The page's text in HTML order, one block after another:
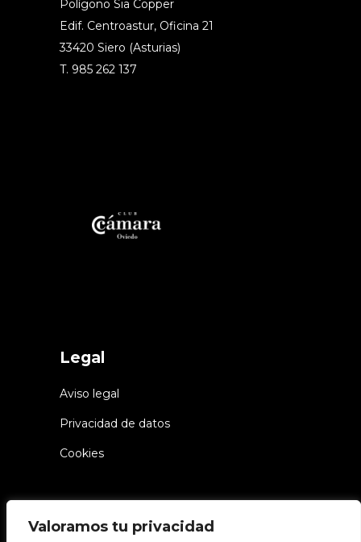
Valoramos tu privacidad
Polígono Sia Copper
Edif. Centroastur, Oficina 21
33420 Siero (Asturias)
T. 985 262 137
Legal
Aviso legal
Privacidad de datos
Cookies